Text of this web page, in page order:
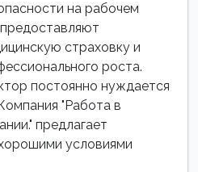
на рабочем
страховку и
роста.
постоянно нуждается
"Работа в
предлагает
условиями